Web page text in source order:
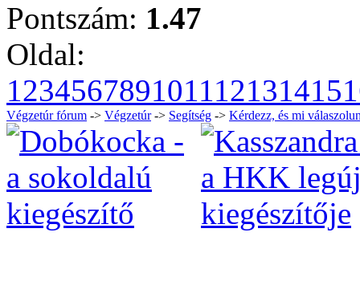
Pontszám: 1.47
Oldal:
123456789101112131415
Végzetúr fórum -> Végzetúr-> Segítség -> Kérdezz, és mi